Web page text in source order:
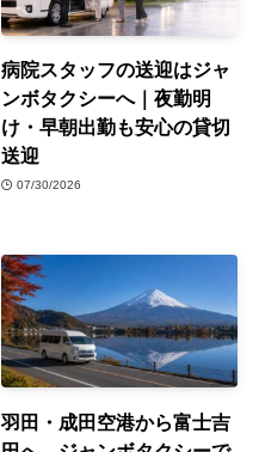
病院スタッフの送迎はジャ
ンボタクシーへ｜夜勤明
け・早朝出勤も安心の貸切
送迎
07/30/2026
羽田・成田空港から富士吉